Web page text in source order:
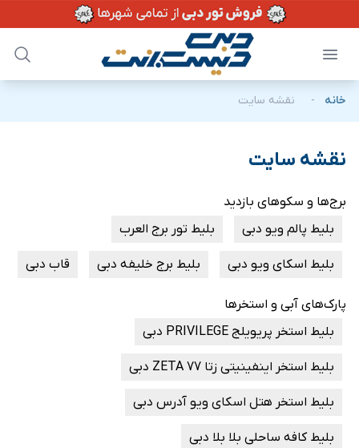
خانه - نقشه سایت
نقشه سایت
برج‌ها و سکوهای بازدید
بلیط پالم ویو دبی
بلیط تور برج العرب
بلیط اسکای ویو دبی بلیط برج خلیفه دبی قاب دبی
پارک‌های آبی و استخرها
بلیط استخر پریویلج PRIVILEGE دبی
بلیط استخر اینفینیتی زتا 77 ZETA دبی
بلیط استخر هتل اسکای ویو آدرس دبی
بلیط کافه ساحلی بلا بلا دبی